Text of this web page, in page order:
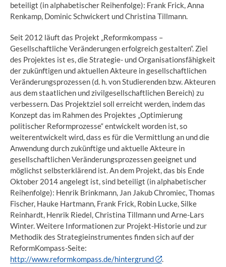
beteiligt (in alphabetischer Reihenfolge): Frank Frick, Anna
Renkamp, Dominic Schwickert und Christina Tillmann.
Seit 2012 läuft das Projekt „Reformkompass –
Gesellschaftliche Veränderungen erfolgreich gestalten“. Ziel
des Projektes ist es, die Strategie- und Organisationsfähigkeit
der zukünftigen und aktuellen Akteure in gesellschaftlichen
Veränderungsprozessen (d. h. von Studierenden bzw. Akteuren
aus dem staatlichen und zivilgesellschaftlichen Bereich) zu
verbessern. Das Projektziel soll erreicht werden, indem das
Konzept das im Rahmen des Projektes „Optimierung
politischer Reformprozesse“ entwickelt worden ist, so
weiterentwickelt wird, dass es für die Vermittlung an und die
Anwendung durch zukünftige und aktuelle Akteure in
gesellschaftlichen Veränderungsprozessen geeignet und
möglichst selbsterklärend ist. An dem Projekt, das bis Ende
Oktober 2014 angelegt ist, sind beteiligt (in alphabetischer
Reihenfolge): Henrik Brinkmann, Jan Jakub Chromiec, Thomas
Fischer, Hauke Hartmann, Frank Frick, Robin Lucke, Silke
Reinhardt, Henrik Riedel, Christina Tillmann und Arne-Lars
Winter. Weitere Informationen zur Projekt-Historie und zur
Methodik des Strategieinstrumentes finden sich auf der
ReformKompass-Seite:
http://www.reformkompass.de/hintergrund
.